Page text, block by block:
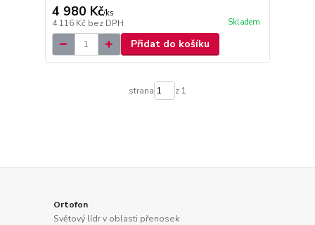
4 980 Kč/ks
4 116 Kč bez DPH Skladem
Přidat do košíku
strana z 1
Ortofon
Světový lídr v oblasti přenosek